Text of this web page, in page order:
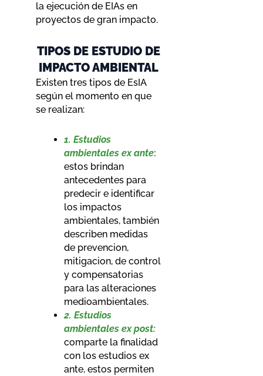
la ejecución de EIAs en
proyectos de gran impacto.
TIPOS DE ESTUDIO DE
IMPACTO AMBIENTAL
Existen tres tipos de EsIA
según el momento en que
se realizan:
1. Estudios
ambientales ex ante:
estos brindan
antecedentes para
predecir e identificar
los impactos
ambientales, también
describen medidas
de prevencion,
mitigacion, de control
y compensatorias
para las alteraciones
medioambientales.
2. Estudios
ambientales ex post:
comparte la finalidad
con los estudios ex
ante, estos permiten